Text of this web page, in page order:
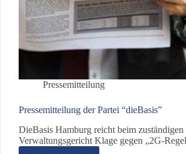
Pressemitteilung
Pressemitteilung der Partei “dieBasis”
DieBasis Hamburg reicht beim zuständigen
Verwaltungsgericht Klage gegen „2G-